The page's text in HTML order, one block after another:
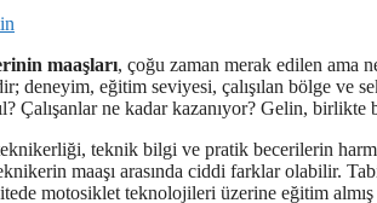
maaşları, çoğu zaman merak edilen ama
deneyim, eğitim seviyesi, çalışılan bölge ve
Çalışanlar ne kadar kazanıyor? Gelin, birlikte
teknik bilgi ve pratik becerilerin
maaşı arasında ciddi farklar olabilir.
motosiklet teknolojileri üzerine eğitim almış